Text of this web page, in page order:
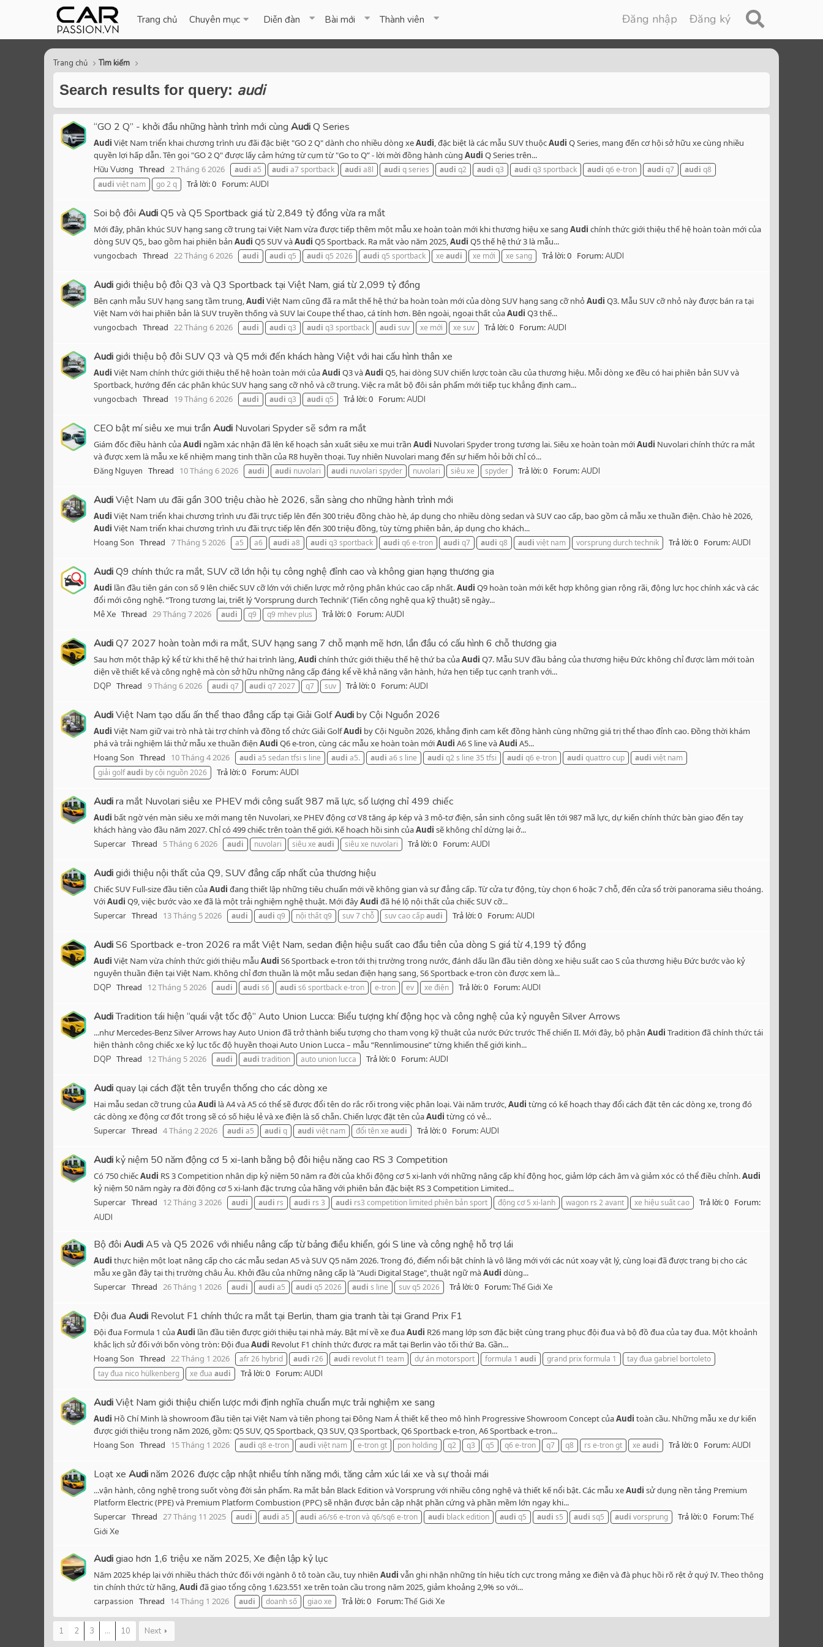
Trang chủ Chuyên mục Diễn đàn Bài mới Thành viên Đăng nhập Đăng ký
Trang chủ Tìm kiếm
Search results for query: audi
“GO 2 Q” - khởi đầu những hành trình mới cùng AudiQ Series
Audi Việt Nam triển khai chương trình ưu đãi đặc biệt "GO 2 Q" dành cho nhiều dòng xeAudi, đặc biệt là các mẫu SUV thuộcAudi Q Series, mang đến cơ hội sở hữu xe cùng nhiều
quyền lợi hấp dẫn. Tên gọi "GO 2 Q" được lấy cảm hứng từ cụm từ "Go to Q” - lời mời đồng hành cùng Audi Q Series trên...
Hữu Vương Thread 2 Tháng 6 2026 audi a5 audi a7 sportback audi a8l audi q series audi q2 audi q3 audi q3 sportback audi q6 e-tron audi q7 audi q8
audi việt nam go 2 q Trả lời: 0 Forum:AUDI
Soi bộ đôi AudiQ5 và Q5 Sportback giá từ 2,849 tỷ đồng vừa ra mắt
Mới đây, phân khúc SUV hạng sang cỡ trung tại Việt Nam vừa được tiếp thêm một mẫu xe hoàn toàn mới khi thương hiệu xe sang Audi chính thức giới thiệu thế hệ hoàn toàn mới của
dòng SUV Q5,, bao gồm hai phiên bản Audi Q5 SUV vàAudi Q5 Sportback. Ra mắt vào năm 2025,Audi Q5 thế hệ thứ 3 là mẫu...
vungocbach Thread 22 Tháng 6 2026 audi audi q5 audi q5 2026 audi q5 sportback xe audi xe mới xe sang Trả lời: 0 Forum:AUDI
Audigiới thiệu bộ đôi Q3 và Q3 Sportback tại Việt Nam, giá từ 2,099 tỷ đồng
Bên cạnh mẫu SUV hạng sang tầm trung,Audi Việt Nam cũng đã ra mắt thế hệ thứ ba hoàn toàn mới của dòng SUV hạng sang cỡ nhỏ Audi Q3. Mẫu SUV cỡ nhỏ này được bán ra tại
Việt Nam với hai phiên bản là SUV truyền thống và SUV lai Coupe thể thao, cá tính hơn. Bên ngoài, ngoại thất củaAudi Q3 thế...
vungocbach Thread 22 Tháng 6 2026 audi audi q3 audi q3 sportback audi suv xe mới xe suv Trả lời: 0 Forum:AUDI
Audigiới thiệu bộ đôi SUV Q3 và Q5 mới đến khách hàng Việt với hai cấu hình thân xe
Audi Việt Nam chính thức giới thiệu thế hệ hoàn toàn mới củaAudi Q3 vàAudi Q5, hai dòng SUV chiến lược toàn cầu của thương hiệu. Mỗi dòng xe đều có hai phiên bản SUV và
Sportback, hướng đến các phân khúc SUV hạng sang cỡ nhỏ và cỡ trung. Việc ra mắt bộ đôi sản phẩm mới tiếp tục khẳng định cam...
vungocbach Thread 19 Tháng 6 2026 audi audi q3 audi q5 Trả lời: 0 Forum:AUDI
CEO bật mí siêu xe mui trần Audi Nuvolari Spyder sẽ sớm ra mắt
Giám đốc điều hành củaAudi ngầm xác nhận đã lên kế hoạch sản xuất siêu xe mui trần Audi Nuvolari Spyder trong tương lai. Siêu xe hoàn toàn mớiAudi Nuvolari chính thức ra mắt
và được xem là mẫu xe kế nhiệm mang tinh thần của R8 huyền thoại. Tuy nhiên Nuvolari mang đến sự hiếm hỏi bởi chỉ có...
Đăng Nguyen Thread 10 Tháng 6 2026 audi audi nuvolari audi nuvolari spyder nuvolari siêu xe spyder Trả lời: 0 Forum:AUDI
AudiViệt Nam ưu đãi gần 300 triệu chào hè 2026, sẵn sàng cho những hành trình mới
Audi Việt Nam triển khai chương trình ưu đãi trực tiếp lên đến 300 triệu đồng chào hè, áp dụng cho nhiều dòng sedan và SUV cao cấp, bao gồm cả mẫu xe thuần điện. Chào hè 2026,
Audi Việt Nam triển khai chương trình ưu đãi trực tiếp lên đến 300 triệu đồng, tùy từng phiên bản, áp dụng cho khách...
Hoang Son Thread 7 Tháng 5 2026 a5 a6 audi a8 audi q3 sportback audi q6 e-tron audi q7 audi q8 audi việt nam vorsprung durch technik Trả lời: 0 Forum:AUDI
AudiQ9 chính thức ra mắt, SUV cỡ lớn hội tụ công nghệ đỉnh cao và không gian hạng thương gia
Audi lần đầu tiên gán con số 9 lên chiếc SUV cỡ lớn với chiến lược mở rộng phân khúc cao cấp nhất.Audi Q9 hoàn toàn mới kết hợp không gian rộng rãi, động lực học chính xác và các
đổi mới công nghệ. “Trong tương lai, triết lý ‘Vorsprung durch Technik’ (Tiến công nghệ qua kỹ thuật) sẽ ngày...
Mê Xe Thread 29 Tháng 7 2026 audi q9 q9 mhev plus Trả lời: 0 Forum:AUDI
AudiQ7 2027 hoàn toàn mới ra mắt, SUV hạng sang 7 chỗ mạnh mẽ hơn, lần đầu có cấu hình 6 chỗ thương gia
Sau hơn một thập kỷ kể từ khi thế hệ thứ hai trình làng,Audi chính thức giới thiệu thế hệ thứ ba củaAudi Q7. Mẫu SUV đầu bảng của thương hiệu Đức không chỉ được làm mới toàn
diện về thiết kế và công nghệ mà còn sở hữu những nâng cấp đáng kể về khả năng vận hành, hứa hẹn tiếp tục cạnh tranh với...
DQP Thread 9 Tháng 6 2026 audi q7 audi q7 2027 q7 suv Trả lời: 0 Forum:AUDI
AudiViệt Nam tạo dấu ấn thể thao đẳng cấp tại Giải GolfAudiby Cội Nguồn 2026
Audi Việt Nam giữ vai trò nhà tài trợ chính và đồng tổ chức Giải GolfAudi by Cội Nguồn 2026, khẳng định cam kết đồng hành cùng những giá trị thể thao đỉnh cao. Đồng thời khám
phá và trải nghiệm lái thử mẫu xe thuần điện Audi Q6 e-tron, cùng các mẫu xe hoàn toàn mớiAudi A6 S line vàAudi A5...
Hoang Son Thread 10 Tháng 4 2026 audi a5 sedan tfsi s line audi a5. audi a6 s line audi q2 s line 35 tfsi audi q6 e-tron audi quattro cup audi việt nam
giải golfaudi by cội nguồn 2026 Trả lời: 0 Forum:AUDI
Audira mắt Nuvolari siêu xe PHEV mới công suất 987 mã lực, số lượng chỉ 499 chiếc
Audi bất ngờ vén màn siêu xe mới mang tên Nuvolari, xe PHEV động cơ V8 tăng áp kép và 3 mô-tơ điện, sản sinh công suất lên tới 987 mã lực, dự kiến chính thức bàn giao đến tay
khách hàng vào đầu năm 2027. Chỉ có 499 chiếc trên toàn thế giới. Kế hoạch hồi sinh củaAudi sẽ không chỉ dừng lại ở...
Supercar Thread 5 Tháng 6 2026 audi nuvolari siêu xe audi siêu xe nuvolari Trả lời: 0 Forum:AUDI
Audigiới thiệu nội thất của Q9, SUV đẳng cấp nhất của thương hiệu
Chiếc SUV Full-size đầu tiên củaAudi đang thiết lập những tiêu chuẩn mới về không gian và sự đẳng cấp. Từ cửa tự động, tùy chọn 6 hoặc 7 chỗ, đến cửa sổ trời panorama siêu thoáng.
VớiAudi Q9, việc bước vào xe đã là một trải nghiệm nghệ thuật. Mới đâyAudi đã hé lộ nội thất của chiếc SUV cỡ...
Supercar Thread 13 Tháng 5 2026 audi audi q9 nội thất q9 suv 7 chỗ suv cao cấpaudi Trả lời: 0 Forum:AUDI
AudiS6 Sportback e-tron 2026 ra mắt Việt Nam, sedan điện hiệu suất cao đầu tiên của dòng S giá từ 4,199 tỷ đồng
Audi Việt Nam vừa chính thức giới thiệu mẫu Audi S6 Sportback e-tron tới thị trường trong nước, đánh dấu lần đầu tiên dòng xe hiệu suất cao S của thương hiệu Đức bước vào kỷ
nguyên thuần điện tại Việt Nam. Không chỉ đơn thuần là một mẫu sedan điện hạng sang, S6 Sportback e-tron còn được xem là...
DQP Thread 12 Tháng 5 2026 audi audi s6 audi s6 sportback e-tron e-tron ev xe điện Trả lời: 0 Forum:AUDI
AudiTradition tái hiện “quái vật tốc độ” Auto Union Lucca: Biểu tượng khí động học và công nghệ của kỷ nguyên Silver Arrows
...như Mercedes-Benz Silver Arrows hay Auto Union đã trở thành biểu tượng cho tham vọng kỹ thuật của nước Đức trước Thế chiến II. Mới đây, bộ phận Audi Tradition đã chính thức tái
hiện thành công chiếc xe kỷ lục tốc độ huyền thoại Auto Union Lucca – mẫu “Rennlimousine” từng khiến thế giới kinh...
DQP Thread 12 Tháng 5 2026 audi audi tradition auto union lucca Trả lời: 0 Forum:AUDI
Audiquay lại cách đặt tên truyền thống cho các dòng xe
Hai mẫu sedan cỡ trung củaAudi là A4 và A5 có thể sẽ được đổi tên do rắc rối trong việc phân loại. Vài năm trước,Audi từng có kế hoạch thay đổi cách đặt tên các dòng xe, trong đó
các dòng xe động cơ đốt trong sẽ có số hiệu lẻ và xe điện là số chẵn. Chiến lược đặt tên củaAudi từng có vẻ...
Supercar Thread 4 Tháng 2 2026 audi a5 audi q audi việt nam đổi tên xe audi Trả lời: 0 Forum:AUDI
Audikỷ niệm 50 năm động cơ 5 xi-lanh bằng bộ đôi hiệu năng cao RS 3 Competition
Có 750 chiếcAudi RS 3 Competition nhân dịp kỷ niệm 50 năm ra đời của khối động cơ 5 xi-lanh với những nâng cấp khí động học, giảm lớp cách âm và giảm xóc có thể điều chỉnh.Audi
kỷ niệm 50 năm ngày ra đời động cơ 5 xi-lanh đặc trưng của hãng với phiên bản đặc biệt RS 3 Competition Limited...
Supercar Thread 12 Tháng 3 2026 audi audi rs audi rs 3 audi rs3 competition limited phiên bản sport động cơ 5 xi-lanh wagon rs 2 avant xe hiệu suất cao Trả lời: 0 Forum:
AUDI
Bộ đôi AudiA5 và Q5 2026 với nhiều nâng cấp từ bảng điều khiển, gói S line và công nghệ hỗ trợ lái
Audi thực hiện một loạt nâng cấp cho các mẫu sedan A5 và SUV Q5 năm 2026. Trong đó, điểm nổi bật chính là vô lăng mới với các nút xoay vật lý, cùng loại đã được trang bị cho các
mẫu xe gần đây tại thị trường châu Âu. Khởi đầu của những nâng cấp là "Audi Digital Stage", thuật ngữ màAudi dùng...
Supercar Thread 26 Tháng 1 2026 audi audi a5 audi q5 2026 audi s line suv q5 2026 Trả lời: 0 Forum:Thế Giới Xe
Đội đua Audi Revolut F1 chính thức ra mắt tại Berlin, tham gia tranh tài tại Grand Prix F1
Đội đua Formula 1 củaAudi lần đầu tiên được giới thiệu tại nhà máy. Bật mí về xe đuaAudi R26 mang lớp sơn đặc biệt cùng trang phục đội đua và bộ đồ đua của tay đua. Một khoảnh
khắc lịch sử đối với bốn vòng tròn: Đội đuaAudi Revolut F1 chính thức được ra mắt tại Berlin vào tối thứ Ba. Gần...
Hoang Son Thread 22 Tháng 1 2026 afr 26 hybrid audi r26 audi revolut f1 team dự án motorsport formula 1 audi grand prix formula 1
tay đua gabriel bortoleto
tay đua nico hülkenberg
xe đua audi Trả lời: 0 Forum:AUDI
AudiViệt Nam giới thiệu chiến lược mới định nghĩa chuẩn mực trải nghiệm xe sang
Audi Hồ Chí Minh là showroom đầu tiên tại Việt Nam và tiên phong tại Đông Nam Á thiết kế theo mô hình Progressive Showroom Concept củaAudi toàn cầu. Những mẫu xe dự kiến
được giới thiệu trong năm 2026, gồm: Q5 SUV, Q5 Sportback, Q3 SUV, Q3 Sportback, Q6 Sportback e-tron, A6 Sportback e-tron...
Hoang Son Thread 15 Tháng 1 2026 audi q8 e-tron audi việt nam e-tron gt pon holding q2 q3 q5 q6 e-tron q7 q8 rs e-tron gt xe audi Trả lời: 0 Forum:AUDI
Loạt xe Audinăm 2026 được cập nhật nhiều tính năng mới, tăng cảm xúc lái xe và sự thoải mái
...vận hành, công nghệ trong suốt vòng đời sản phẩm. Ra mắt bản Black Edition và Vorsprung với nhiều công nghệ và thiết kế nổi bật. Các mẫu xeAudi sử dụng nền tảng Premium
Platform Electric (PPE) và Premium Platform Combustion (PPC) sẽ nhận được bản cập nhật phần cứng và phần mềm lớn ngay khi...
Supercar Thread 27 Tháng 11 2025 audi audi a5 audi a6/s6 e-tron và q6/sq6 e-tron audi black edition audi q5 audi s5 audi sq5 audi vorsprung Trả lời: 0 Forum:Thế
Giới Xe
Audigiao hơn 1,6 triệu xe năm 2025, Xe điện lập kỷ lục
Năm 2025 khép lại với nhiều thách thức đối với ngành ô tô toàn cầu, tuy nhiên Audi vẫn ghi nhận những tín hiệu tích cực trong mảng xe điện và đà phục hồi rõ rệt ở quý IV. Theo thông
tin chính thức từ hãng,Audi đã giao tổng cộng 1.623.551 xe trên toàn cầu trong năm 2025, giảm khoảng 2,9% so với...
carpassion Thread 14 Tháng 1 2026 audi doanh số giao xe Trả lời: 0 Forum:Thế Giới Xe
1 2 3 ... 10 Next